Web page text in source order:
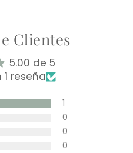
Clientes
5.00 de 5
reseña
1
0
0
0